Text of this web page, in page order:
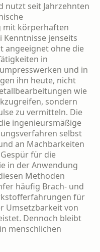
nutzt seit Jahr­zehnten
mit körperhaf­ten
jenseits
ange­eignet ohne die
in
und in
ihn heute, nicht
wie
sondern
zu vermitteln. Die
ingenieurs­mäßige
selbst
an Machbarkeiten
für die
in der Anwendung
Methoden
häufig Brach- und
für
Umsetzbar­keit von
Dennoch bleibt
menschlichen